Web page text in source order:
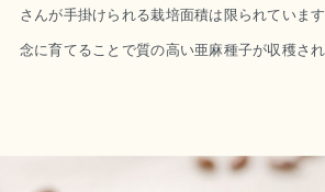
さんが手掛けられる栽培面積は限られていま
念に育てることで質の高い亜麻種子が収穫され